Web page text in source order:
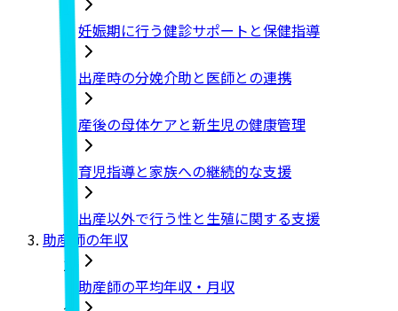
妊娠期に行う健診サポートと保健指導
出産時の分娩介助と医師との連携
産後の母体ケアと新生児の健康管理
育児指導と家族への継続的な支援
出産以外で行う性と生殖に関する支援
助産師の年収
助産師の平均年収・月収